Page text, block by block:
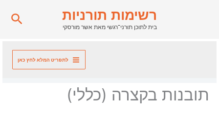
רשימות תורניות
בית לתוכן תורני־רגשי מאת אשר מורסקי
לתפריט המלא לחץ כאן
תובנות בקצרה (כללי)